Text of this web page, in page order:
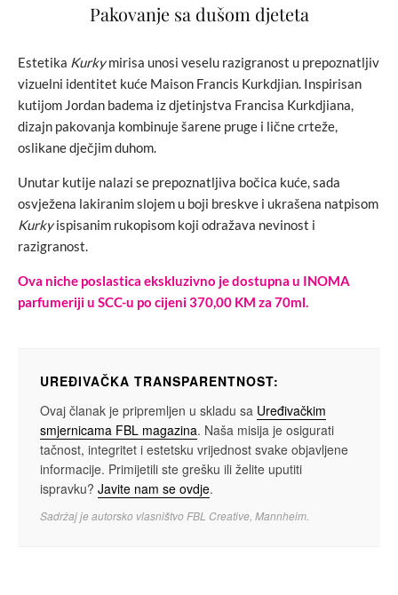
Pakovanje sa dušom djeteta
Estetika Kurkymirisa unosi veselu razigranost u prepoznatljiv
vizuelni identitet kuće Maison Francis Kurkdjian. Inspirisan
kutijom Jordan badema iz djetinjstva Francisa Kurkdjiana,
dizajn pakovanja kombinuje šarene pruge i lične crteže,
oslikane dječjim duhom.
Unutar kutije nalazi se prepoznatljiva bočica kuće, sada
osvježena lakiranim slojem u boji breskve i ukrašena natpisom
Kurkyispisanim rukopisom koji odražava nevinost i
razigranost.
Ova niche poslastica ekskluzivno je dostupna u INOMA
parfumeriji u SCC-u po cijeni 370,00 KM za 70ml.
UREĐIVAČKA TRANSPARENTNOST:
Ovaj članak je pripremljen u skladu sa Uređivačkim
smjernicama FBL magazina. Naša misija je osigurati
tačnost, integritet i estetsku vrijednost svake objavljene
informacije. Primijetili ste grešku ili želite uputiti
ispravku? Javite nam se ovdje.
Sadržaj je autorsko vlasništvo FBL Creative, Mannheim.